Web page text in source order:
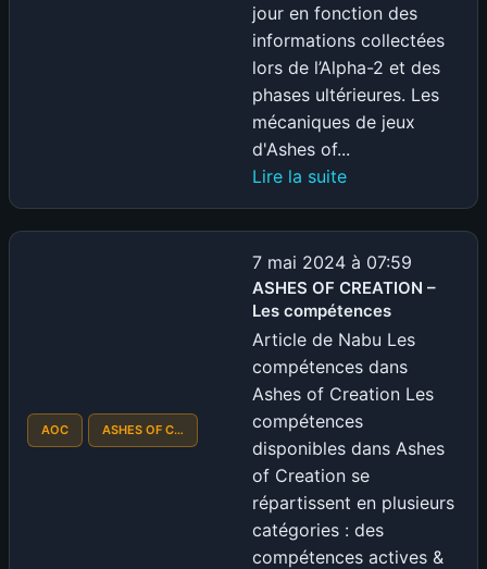
jour en fonction des
informations collectées
lors de l’Alpha-2 et des
phases ultérieures. Les
mécaniques de jeux
d'Ashes of...
Lire la suite:
OF
CREATION
–
Les
mécaniques
de
combat
AOC ASHES OF C…
7 mai 2024 à 07:59
ASHES OF CREATION –
Les compétences
Article de Nabu Les
compétences dans
Ashes of Creation Les
compétences
disponibles dans Ashes
of Creation se
répartissent en plusieurs
catégories : des
compétences actives &